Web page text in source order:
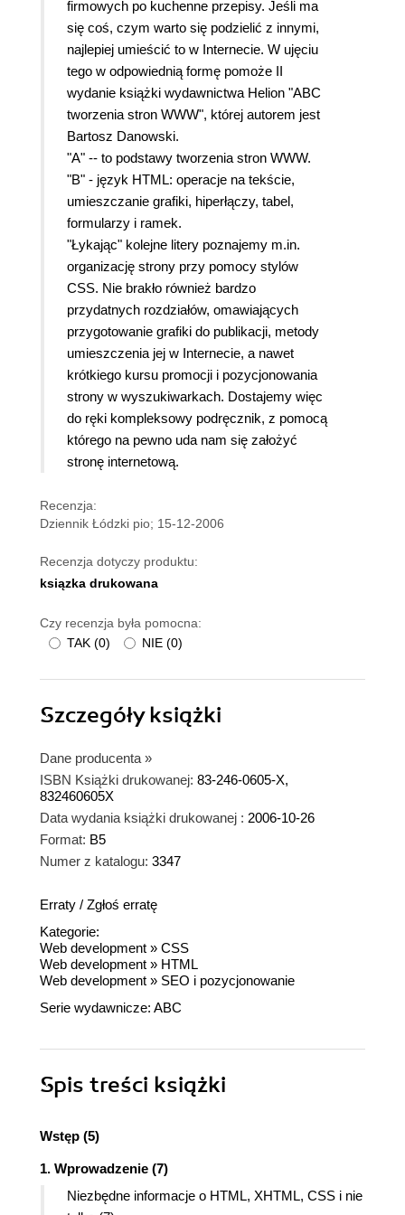
firmowych po kuchenne przepisy. Jeśli ma
się coś, czym warto się podzielić z innymi,
najlepiej umieścić to w Internecie. W ujęciu
tego w odpowiednią formę pomoże II
wydanie książki wydawnictwa Helion "ABC
tworzenia stron WWW", której autorem jest
Bartosz Danowski.
"A" -- to podstawy tworzenia stron WWW.
"B" - język HTML: operacje na tekście,
umieszczanie grafiki, hiperłączy, tabel,
formularzy i ramek.
"Łykając" kolejne litery poznajemy m.in.
organizację strony przy pomocy stylów
CSS. Nie brakło również bardzo
przydatnych rozdziałów, omawiających
przygotowanie grafiki do publikacji, metody
umieszczenia jej w Internecie, a nawet
krótkiego kursu promocji i pozycjonowania
strony w wyszukiwarkach. Dostajemy więc
do ręki kompleksowy podręcznik, z pomocą
którego na pewno uda nam się założyć
stronę internetową.
Recenzja:
Dziennik Łódzki pio; 15-12-2006
Recenzja dotyczy produktu:
ksiązka drukowana
Czy recenzja była pomocna:
TAK (0) NIE (0)
Szczegółyksiążki
Dane producenta »
ISBN Książki drukowanej: 83-246-0605-X,
832460605X
Data wydania książki drukowanej : 2006-10-26
Format: B5
Numer z katalogu: 3347
Erraty / Zgłoś erratę
Kategorie:
Web development » CSS
Web development » HTML
Web development » SEO i pozycjonowanie
Serie wydawnicze: ABC
Spis treści książki
Wstęp (5)
1. Wprowadzenie (7)
Niezbędne informacje o HTML, XHTML, CSS i nie